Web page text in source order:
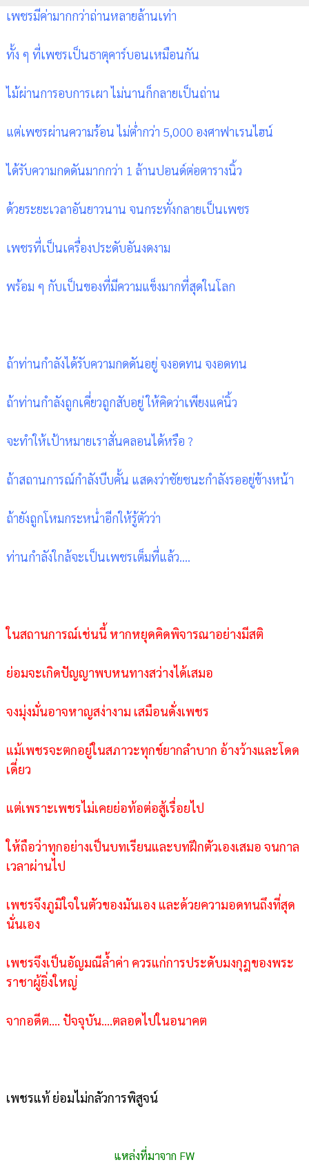
เพชรมีค่ามากกว่าถ่านหลายล้านเท่า
ทั้ง ๆ ที่เพชรเป็นธาตุคาร์บอนเหมือนกัน
ไม้ผ่านการอบการเผา ไม่นานก็กลายเป็นถ่าน
แต่เพชรผ่านความร้อน ไม่ต่ำกว่า 5,000 องศาฟาเรนไฮน์
ได้รับความกดดันมากกว่า 1 ล้านปอนด์ต่อตารางนิ้ว
ด้วยระยะเวลาอันยาวนาน จนกระทั่งกลายเป็นเพชร
เพชรที่เป็นเครื่องประดับอันงดงาม
พร้อม ๆ กับเป็นของที่มีความแข็งมากที่สุดในโลก
ถ้าท่านกำลังได้รับความกดดันอยู่ จงอดทน จงอดทน
ถ้าท่านกำลังถูกเคี่ยวถูกสับอยู่ ให้คิดว่าเพียงแค่นิ้ว
จะทำให้เป้าหมายเราสั่นคลอนได้หรือ ?
ถ้าสถานการณ์กำลังบีบคั้น แสดงว่าชัยชนะกำลังรออยู่ข้างหน้า
ถ้ายังถูกโหมกระหน่ำอีกให้รู้ตัวว่า
ท่านกำลังใกล้จะเป็นเพชรเต็มที่แล้ว....
ในสถานการณ์เช่นนี้ หากหยุดคิดพิจารณาอย่างมีสติ
ย่อมจะเกิดปัญญาพบหนทางสว่างได้เสมอ
จงมุ่งมั่นอาจหาญสง่างาม เสมือนดั่งเพชร
แม้เพชรจะตกอยู่ในสภาวะทุกข์ยากลำบาก อ้างว้างและโดด
เดี่ยว
แต่เพราะเพชรไม่เคยย่อท้อต่อสู้เรื่อยไป
ให้ถือว่าทุกอย่างเป็นบทเรียนและบทฝึกตัวเองเสมอ จนกาล
เวลาผ่านไป
เพชรจึงภูมิใจในตัวของมันเอง และด้วยความอดทนถึงที่สุด
นั่นเอง
เพชรจึงเป็นอัญมณีล้ำค่า ควรแก่การประดับมงกุฎของพระ
ราชาผู้ยิ่งใหญ่
จากอดีต.... ปัจจุบัน....ตลอดไปในอนาคต
เพชรแท้ ย่อมไม่กลัวการพิสูจน์
แหล่งที่มาจาก FW